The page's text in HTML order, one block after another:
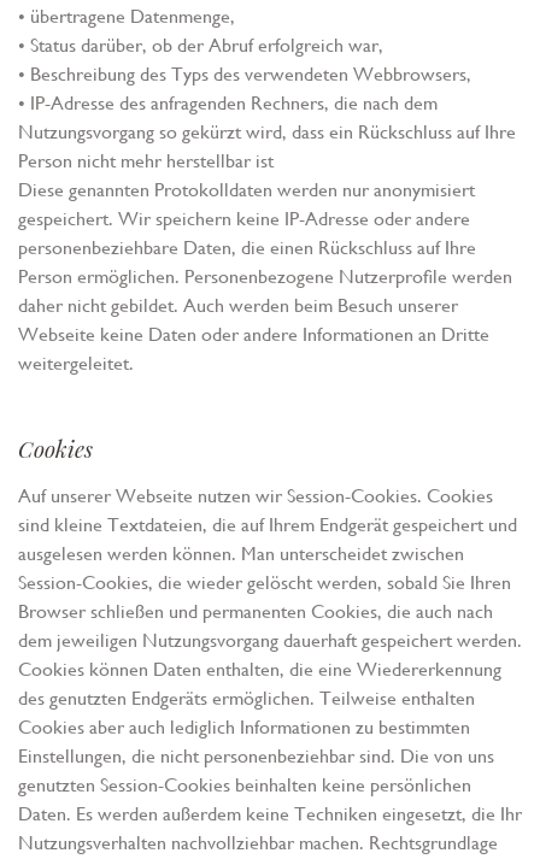
• übertragene Datenmenge,
• Status darüber, ob der Abruf erfolgreich war,
• Beschreibung des Typs des verwendeten Webbrowsers,
• IP-Adresse des anfragenden Rechners, die nach dem
Nutzungsvorgang so gekürzt wird, dass ein Rückschluss auf Ihre
Person nicht mehr herstellbar ist
Diese genannten Protokolldaten werden nur anonymisiert
gespeichert. Wir speichern keine IP-Adresse oder andere
personenbeziehbare Daten, die einen Rückschluss auf Ihre
Person ermöglichen. Personenbezogene Nutzerprofile werden
daher nicht gebildet. Auch werden beim Besuch unserer
Webseite keine Daten oder andere Informationen an Dritte
weitergeleitet.
Cookies
Auf unserer Webseite nutzen wir Session-Cookies. Cookies
sind kleine Textdateien, die auf Ihrem Endgerät gespeichert und
ausgelesen werden können. Man unterscheidet zwischen
Session-Cookies, die wieder gelöscht werden, sobald Sie Ihren
Browser schließen und permanenten Cookies, die auch nach
dem jeweiligen Nutzungsvorgang dauerhaft gespeichert werden.
Cookies können Daten enthalten, die eine Wiedererkennung
des genutzten Endgeräts ermöglichen. Teilweise enthalten
Cookies aber auch lediglich Informationen zu bestimmten
Einstellungen, die nicht personenbeziehbar sind. Die von uns
genutzten Session-Cookies beinhalten keine persönlichen
Daten. Es werden außerdem keine Techniken eingesetzt, die Ihr
Nutzungsverhalten nachvollziehbar machen. Rechtsgrundlage